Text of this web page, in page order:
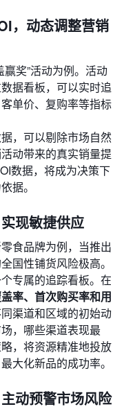
，动态调整营销
赢奖”活动为例。活动
据看板，可以实时追
单价、复购率等指标
，可以剔除市场自然
动带来的真实销量提
数据，将成为决策下
据。
现敏捷供应
食品牌为例，当推出
国性铺货风险极高。
专属的追踪看板。在
率、首次购买率和用
渠道和区域的初始动
，哪些渠道表现最
，将资源精准地投放
大化新品的成功率。
动预警市场风险